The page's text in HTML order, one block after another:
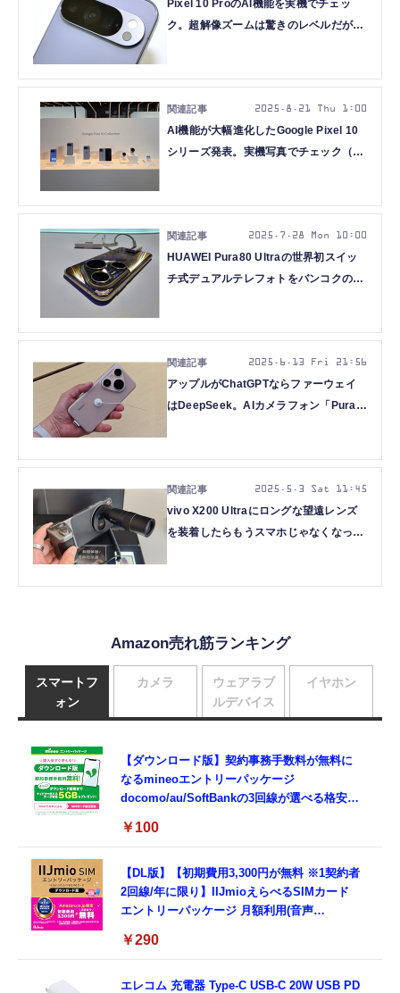
Pixel 10 ProのAI機能を実機でチェッ
ク。超解像ズームは驚きのレベルだが、
AI機能が大幅進化したGoogle Pixel 10
シリーズ発表。実機写真でチェック（ス
2025.8.21 Thu 1:00
HUAWEI Pura80 Ultraの世界初スイッ
チ式デュアルテレフォトをバンコクの発
2025.7.28 Mon 10:00
アップルがChatGPTならファーウェイ
はDeepSeek。AIカメラフォン「Pura
2025.6.13 Fri 21:56
vivo X200 Ultraにロングな望遠レンズ
を装着したらもうスマホじゃなくなった
2025.5.3 Sat 11:45
Amazon売れ筋ランキング
スマートフ
ォン
【ダウンロード版】契約事務手数料が無料に
なるmineoエントリーパッケージ
docomo/au/SoftBankの3回線が選べる格安
￥100
【DL版】【初期費用3,300円が無料 ※1契約者
2回線/年に限り】IIJmioえらべるSIMカード
エントリーパッケージ 月額利用(音声
プリペイド)[ドコモ回線]IM-B327
￥290
エレコム 充電器 Type-C USB-C 20W USB PD
カメラ
ウェアラブ
ルデバイス
イヤホン